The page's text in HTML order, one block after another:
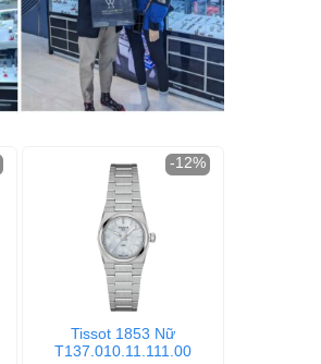
Tissot 1853 Nữ
T137.010.11.111.00
-12%